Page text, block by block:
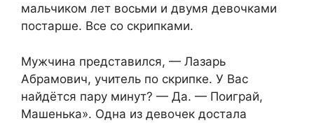
мальчиком лет восьми и двумя девочками
постарше. Все со скрипками.
Мужчина представился, — Лазарь
Абрамович, учитель по скрипке. У Вас
найдётся пару минут? — Да. — Поиграй,
Машенька». Одна из девочек достала